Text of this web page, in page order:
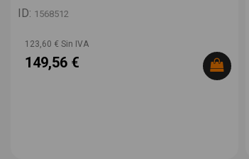
ID: 1568512
123,60 € Sin IVA
149,56 €